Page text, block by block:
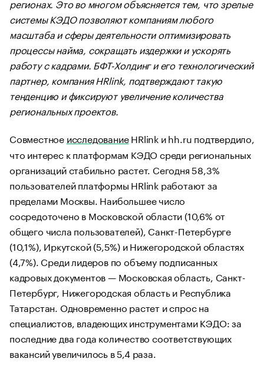
регионах. Это во многом объясняется тем, что зрелые
системы КЭДО позволяют компаниям любого
масштаба и сферы деятельности оптимизировать
процессы найма, сокращать издержки и ускорять
работу с кадрами. БФТ-Холдинг и его технологический
партнер, компания HRlink, подтверждают такую
тенденцию и фиксируют увеличение количества
региональных проектов.
Совместное исследованиеHRlink и hh.ru подтвердило,
что интерес к платформам КЭДО среди региональных
организаций стабильно растет. Сегодня 58,3%
пользователей платформы HRlink работают за
пределами Москвы. Наибольшее число
сосредоточено в Московской области (10,6% от
общего числа пользователей), Санкт-Петербурге
(10,1%), Иркутской (5,5%) и Нижегородской областях
(4,7%). Среди лидеров по объему подписанных
кадровых документов — Московская область, Санкт-
Петербург, Нижегородская область и Республика
Татарстан. Одновременно растет и спрос на
специалистов, владеющих инструментами КЭДО: за
последние два года количество соответствующих
вакансий увеличилось в 5,4 раза.